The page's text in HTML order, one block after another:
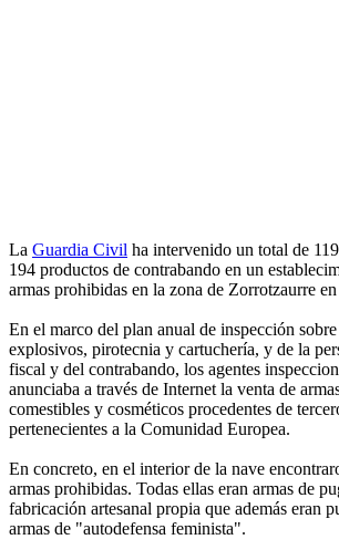
La Guardia Civil ha intervenido un total de
194 productos de contrabando en un
armas prohibidas en la zona de Zorrotzaurre
En el marco del plan anual de inspección
explosivos, pirotecnia y cartuchería, y de la
fiscal y del contrabando, los agentes
anunciaba a través de Internet la venta de
comestibles y cosméticos procedentes de
pertenecientes a la Comunidad Europea.
En concreto, en el interior de la nave
armas prohibidas. Todas ellas eran armas de
fabricación artesanal propia que además eran
armas de "autodefensa feminista".